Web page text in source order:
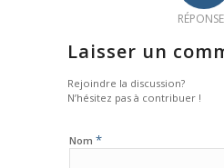
Laisser un
Rejoindre la discussion?
N’hésitez pas à contribuer !
Nom *